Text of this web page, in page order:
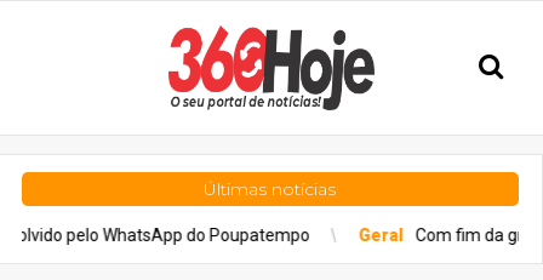
Últimas notícias
WhatsApp do Poupatempo Geral Com fim da greve, trens da